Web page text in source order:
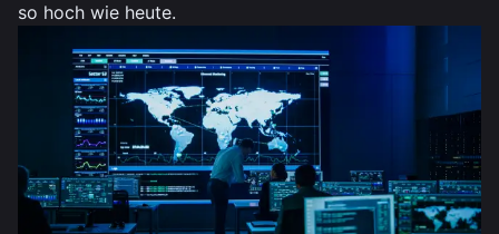
so hoch wie heute.